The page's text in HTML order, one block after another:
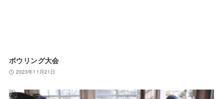
ボウリング大会
2023年11月21日